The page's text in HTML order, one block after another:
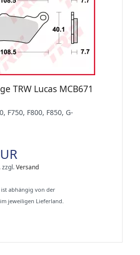
TRW Lucas MCB671
F750, F800, F850, G-
zzgl.Versand
ist abhängig von der
jeweiligen Lieferland.